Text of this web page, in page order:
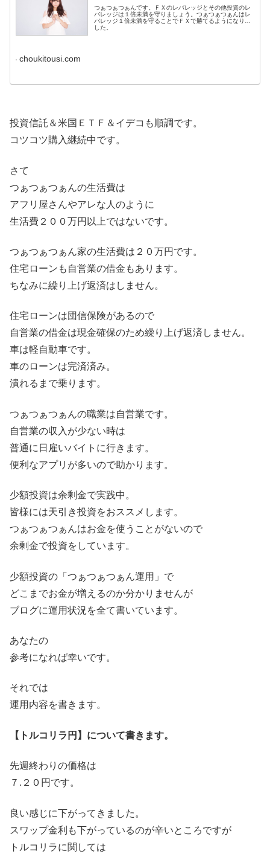
つぁつぁつぁんです。ＦＸのレバレッジとその他投資のレ
バレッジは１倍未満を守りましょう。つぁつぁつぁんはレ
バレッジ１倍未満を守ることでＦＸで勝てるようになりま
した。
choukitousi.com
投資信託＆米国ＥＴＦ＆イデコも順調です。
コツコツ購入継続中です。
さて
つぁつぁつぁんの生活費は
アフリ屋さんやアレな人のように
生活費２００万円以上ではないです。
つぁつぁつぁん家の生活費は２０万円です。
住宅ローンも自営業の借金もあります。
ちなみに繰り上げ返済はしません。
住宅ローンは団信保険があるので
自営業の借金は現金確保のため繰り上げ返済しません。
車は軽自動車です。
車のローンは完済済み。
潰れるまで乗ります。
つぁつぁつぁんの職業は自営業です。
自営業の収入が少ない時は
普通に日雇いバイトに行きます。
便利なアプリが多いので助かります。
少額投資は余剰金で実践中。
皆様には天引き投資をおススメします。
つぁつぁつぁんはお金を使うことがないので
余剰金で投資をしています。
少額投資の「つぁつぁつぁん運用」で
どこまでお金が増えるのか分かりませんが
ブログに運用状況を全て書いています。
あなたの
参考になれば幸いです。
それでは
運用内容を書きます。
【トルコリラ円】について書きます。
先週終わりの価格は
７.２０円です。
良い感じに下がってきました。
スワップ金利も下がっているのが辛いところですが
トルコリラに関しては